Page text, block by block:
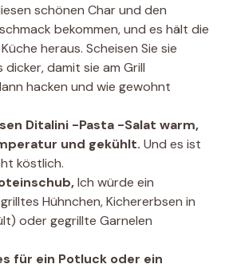
schönen Char und den
bekommen, und es hält die
heraus. Scheisen Sie sie
damit sie am Grill
hacken und wie gewohnt
Ditalini -Pasta -Salat warm,
und gekühlt. Und es ist
köstlich.
Ich würde ein
Hühnchen, Kichererbsen in
oder gegrillte Garnelen
für ein Potluck oder ein